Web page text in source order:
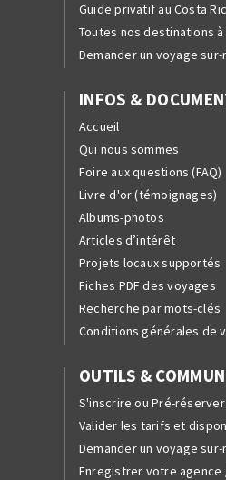
Guide privatif au Costa
Toutes nos destinations
Demander un voyage
INFOS &
Accueil
Qui nous sommes
Foire aux questions (FAQ)
Livre d'or (témoignages)
Albums-photos
Articles d’intérêt
Projets locaux supportés
Fiches PDF des voyages
Recherche par mots-clés
Conditions générales de
OUTILS &
S'inscrire ou Pré-
Valider les tarifs et
Demander un voyage
Enregistrer votre agence